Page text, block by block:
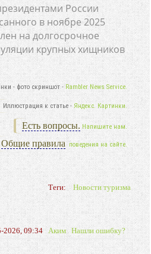
России
в ноябре 2025
на долгосрочное
крупных хищников
- фото скриншот - Rambler News Service.
Иллюстрация к статье - Яндекс. Картинки.
Есть вопросы. Напишите нам.
Общие правила поведения на сайте.
Теги: Новости туризма
2026, 09:34 Аким Нашли ошибку?